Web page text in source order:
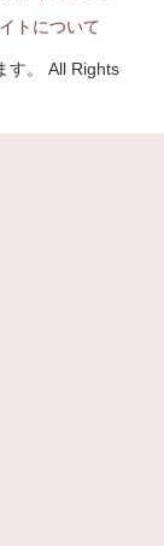
トについて
す。 All Rights